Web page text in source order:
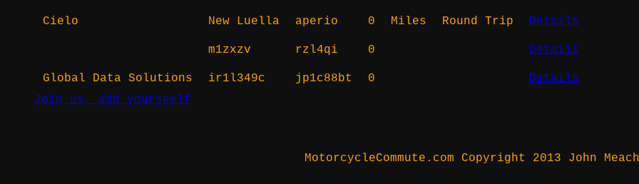
Cielo New Luella aperio 0 Miles Round Trip Details
m1zxzv rzl4qi 0 Details
Global Data Solutions ir1l349c jp1c88bt 0
Details
Join us, add yourseelf
MotorcycleCommute.com Copyright 2013 John